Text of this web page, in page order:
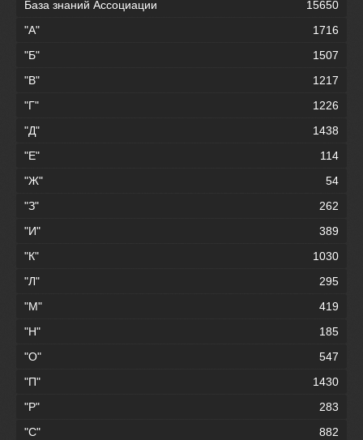
База знаний Ассоциации
15650
"А"
1716
"Б"
1507
"В"
1217
"Г"
1226
"Д"
1438
"Е"
114
"Ж"
54
"З"
262
"И"
389
"К"
1030
"Л"
295
"М"
419
"Н"
185
"О"
547
"П"
1430
"Р"
283
"С"
882